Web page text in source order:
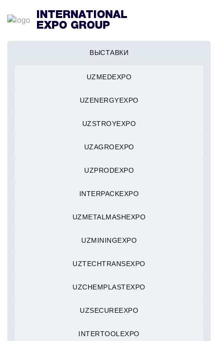
INTERNATIONAL
EXPO GROUP
ВЫСТАВКИ
UZMEDEXPO
UZENERGYEXPO
UZSTROYEXPO
UZAGROEXPO
UZPRODEXPO
INTERPACKEXPO
UZMETALMASHEXPO
UZMININGEXPO
UZTECHTRANSEXPO
UZCHEMPLASTEXPO
UZSECUREEXPO
INTERTOOLEXPO